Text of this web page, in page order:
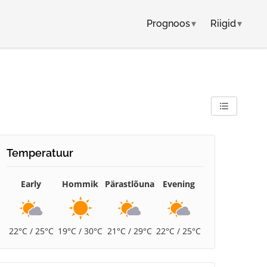
Prognoos▾ Riigid▾
Temperatuur
Early
22°C / 25°C
Hommik
19°C / 30°C
Pärastlõuna
21°C / 29°C
Evening
22°C / 25°C